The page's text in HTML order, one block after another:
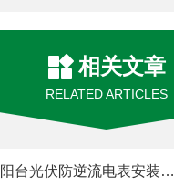
相关文章
RELATED ARTICLES
阳台光伏防逆流电表安装全攻略